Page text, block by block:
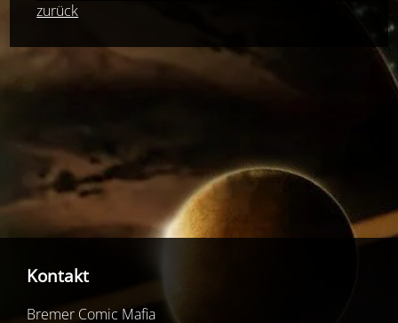
zurück
Kontakt
Bremer Comic Mafia